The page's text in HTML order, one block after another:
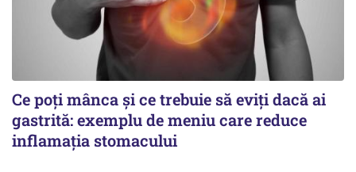
Ce poți mânca și ce trebuie să eviți dacă ai
gastrită: exemplu de meniu care reduce
inflamația stomacului